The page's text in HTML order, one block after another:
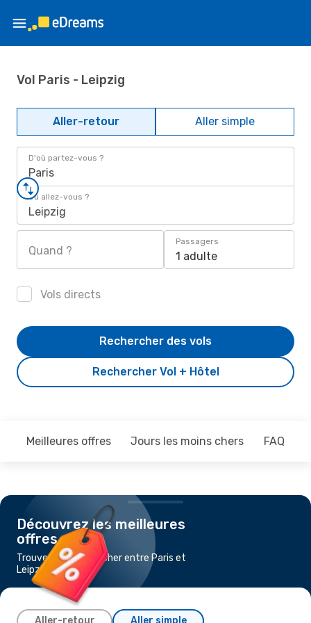
Vol Paris - Leipzig
Aller-retour Aller simple
D'où partez-vous ?
Paris
Où allez-vous ?
Leipzig
Quand ?
Passagers
1 adulte
Vols directs
Rechercher Vol + Hôtel
Rechercher des vols
Meilleures offres Jours les moins chers FAQ
Découvrez les meilleures
offres
Trouvez un vol pas cher entre Paris et
Leipzig
Aller-retour Aller simple